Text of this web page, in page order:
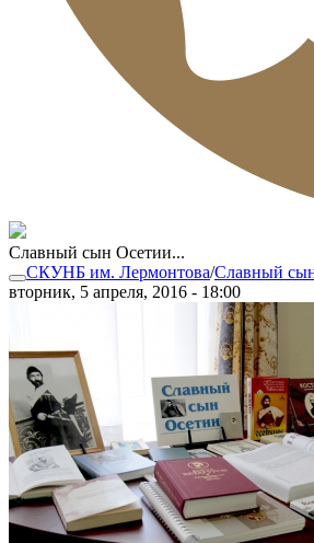
Славный сын Осетии...
СКУНБ им. Лермонтова/Славный
вторник, 5 апреля, 2016 - 18:00